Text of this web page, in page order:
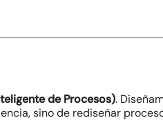
de Procesos).
sino de rediseñar